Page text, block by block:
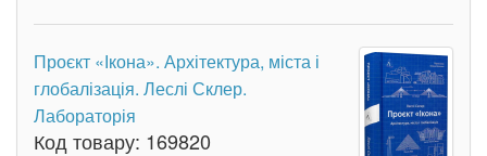
Проєкт «Ікона». Архітектура, міста і
глобалізація. Леслі Склер.
Лабораторія
Код товару: 169820